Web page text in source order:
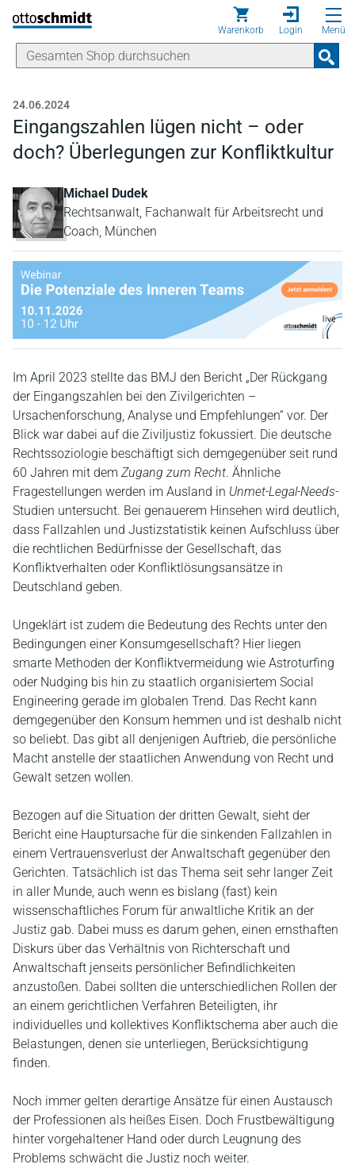
Direkt zum Inhalt
Warenkorb Login Menü
24.06.2024
Eingangszahlen lügen nicht – oder
doch? Überlegungen zur Konfliktkultur
Michael Dudek
Rechtsanwalt, Fachanwalt für Arbeitsrecht und
Coach, München
Im April 2023 stellte das BMJ den Bericht „Der Rückgang
der Eingangszahlen bei den Zivilgerichten –
Ursachenforschung, Analyse und Empfehlungen“ vor. Der
Blick war dabei auf die Ziviljustiz fokussiert. Die deutsche
Rechtssoziologie beschäftigt sich demgegenüber seit rund
60 Jahren mit dem Zugang zum Recht. Ähnliche
Fragestellungen werden im Ausland in Unmet-Legal-Needs-
Studien untersucht. Bei genauerem Hinsehen wird deutlich,
dass Fallzahlen und Justizstatistik keinen Aufschluss über
die rechtlichen Bedürfnisse der Gesellschaft, das
Konfliktverhalten oder Konfliktlösungsansätze in
Deutschland geben.
Ungeklärt ist zudem die Bedeutung des Rechts unter den
Bedingungen einer Konsumgesellschaft? Hier liegen
smarte Methoden der Konfliktvermeidung wie Astroturfing
oder Nudging bis hin zu staatlich organisiertem Social
Engineering gerade im globalen Trend. Das Recht kann
demgegenüber den Konsum hemmen und ist deshalb nicht
so beliebt. Das gibt all denjenigen Auftrieb, die persönliche
Macht anstelle der staatlichen Anwendung von Recht und
Gewalt setzen wollen.
Bezogen auf die Situation der dritten Gewalt, sieht der
Bericht eine Hauptursache für die sinkenden Fallzahlen in
einem Vertrauensverlust der Anwaltschaft gegenüber den
Gerichten. Tatsächlich ist das Thema seit sehr langer Zeit
in aller Munde, auch wenn es bislang (fast) kein
wissenschaftliches Forum für anwaltliche Kritik an der
Justiz gab. Dabei muss es darum gehen, einen ernsthaften
Diskurs über das Verhältnis von Richterschaft und
Anwaltschaft jenseits persönlicher Befindlichkeiten
anzustoßen. Dabei sollten die unterschiedlichen Rollen der
an einem gerichtlichen Verfahren Beteiligten, ihr
individuelles und kollektives Konfliktschema aber auch die
Belastungen, denen sie unterliegen, Berücksichtigung
finden.
Noch immer gelten derartige Ansätze für einen Austausch
der Professionen als heißes Eisen. Doch Frustbewältigung
hinter vorgehaltener Hand oder durch Leugnung des
Problems schwächt die Justiz noch weiter.